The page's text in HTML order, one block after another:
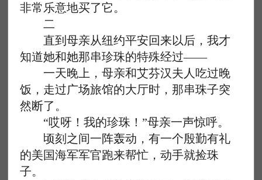
非常乐意地买了它。
二
直到母亲从纽约平安回来以后，我才
知道她和她那串珍珠的特殊经过——
一天晚上，母亲和艾芬汉夫人吃过晚
饭，走过广场旅馆的大厅时，那串珠子突
然断了。
“哎呀！我的珍珠！”母亲一声惊呼。
顷刻之间一阵轰动，有一个殷勤有礼
的美国海军军官跑来帮忙，动手就捡珠
子。